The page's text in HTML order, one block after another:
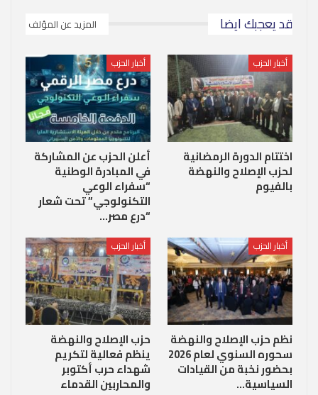
قد يعجبك ايضا المزيد عن المؤلف
أخبار الحزب
اختتام الدورة الرمضانية
لحزب الإصلاح والنهضة
بالفيوم
أخبار الحزب
أعلن الحزب عن المشاركة
في المبادرة الوطنية
“سفراء الوعي
التكنولوجي” تحت شعار
“درع مصر…
أخبار الحزب
نظم حزب الإصلاح والنهضة
سحوره السنوي لعام 2026
بحضور نخبة من القيادات
السياسية…
أخبار الحزب
حزب الإصلاح والنهضة
ينظم فعالية لتكريم
شهداء حرب أكتوبر
والمحاربين القدماء